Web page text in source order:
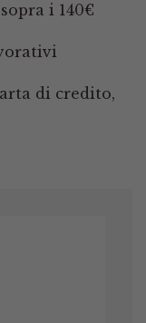
i 140€
di credito,